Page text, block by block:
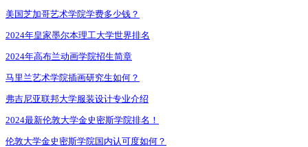
美国芝加哥艺术学院学费多少钱？
2024年皇家墨尔本理工大学世界排名
2024年高布兰动画学院招生简章
马里兰艺术学院插画研究生如何？
弗吉尼亚联邦大学服装设计专业介绍
2024最新伦敦大学金史密斯学院排名！
伦敦大学金史密斯学院国内认可度如何？